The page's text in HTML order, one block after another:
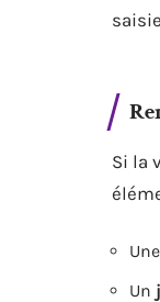
Si la
Une
Un